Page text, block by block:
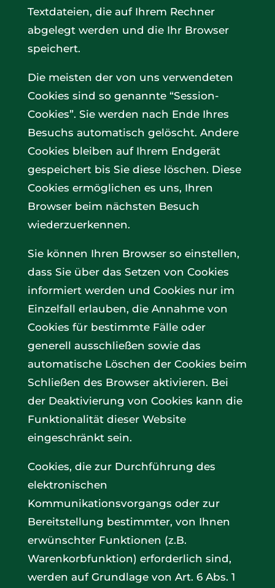
Textdateien, die auf Ihrem Rechner
abgelegt werden und die Ihr Browser
speichert.
Die meisten der von uns verwendeten
Cookies sind so genannte “Session-
Cookies”. Sie werden nach Ende Ihres
Besuchs automatisch gelöscht. Andere
Cookies bleiben auf Ihrem Endgerät
gespeichert bis Sie diese löschen. Diese
Cookies ermöglichen es uns, Ihren
Browser beim nächsten Besuch
wiederzuerkennen.
Sie können Ihren Browser so einstellen,
dass Sie über das Setzen von Cookies
informiert werden und Cookies nur im
Einzelfall erlauben, die Annahme von
Cookies für bestimmte Fälle oder
generell ausschließen sowie das
automatische Löschen der Cookies beim
Schließen des Browser aktivieren. Bei
der Deaktivierung von Cookies kann die
Funktionalität dieser Website
eingeschränkt sein.
Cookies, die zur Durchführung des
elektronischen
Kommunikationsvorgangs oder zur
Bereitstellung bestimmter, von Ihnen
erwünschter Funktionen (z.B.
Warenkorbfunktion) erforderlich sind,
werden auf Grundlage von Art. 6 Abs. 1